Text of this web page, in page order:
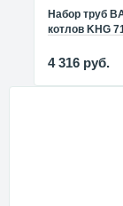
Набор труб
котлов KHG
4 316 руб.